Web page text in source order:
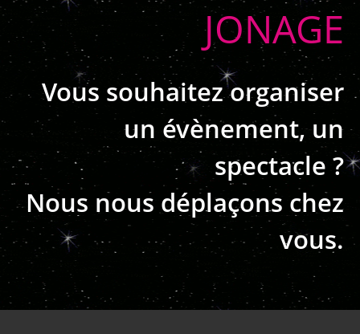
JONAGE
Vous souhaitez organiser
un évènement, un
spectacle ?
Nous nous déplaçons chez
vous.